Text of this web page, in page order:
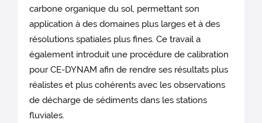
carbone organique du sol, permettant son
application à des domaines plus larges et à des
résolutions spatiales plus fines. Ce travail a
également introduit une procédure de calibration
pour CE-DYNAM afin de rendre ses résultats plus
réalistes et plus cohérents avec les observations
de décharge de sédiments dans les stations
fluviales.